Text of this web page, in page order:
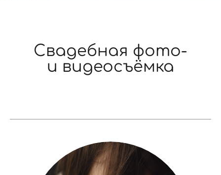
Свадебная фото-
и видеосъёмка